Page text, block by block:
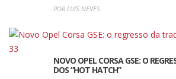
POR LUIS NEVES
NOVO OPEL CORSA GSE: O
DOS “HOT HATCH”